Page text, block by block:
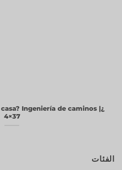
Ingeniería de caminos |
4×37
الفئات